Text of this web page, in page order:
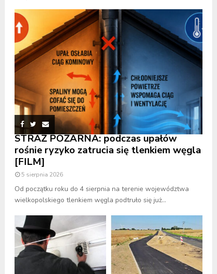
STRAŻ POŻARNA: podczas upałów
rośnie ryzyko zatrucia się tlenkiem węgla
[FILM]
5 sierpnia 2026
Od początku roku do 4 sierpnia na terenie województwa
wielkopolskiego tlenkiem węgla podtruło się już...